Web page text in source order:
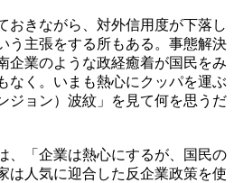
おきながら、対外信用度が下落し
う主張をする所もある。事態解決
企業のような政経癒着が国民をみ
なく。いまも熱心にクッパを運ぶ
ジョン）波紋」を見て何を思うだ
、「企業は熱心にするが、国民の
は人気に迎合した反企業政策を使